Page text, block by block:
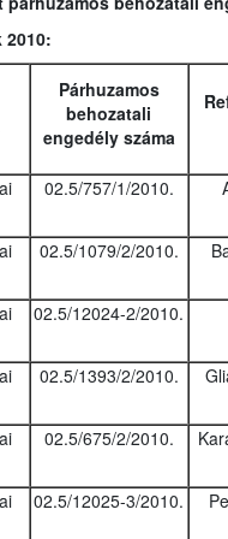
2010:
Párhuzamos
behozatali
engedély száma
02.5/757/1/2010.
02.5/1079/2/2010.
02.5/12024-2/2010.
02.5/1393/2/2010.
02.5/675/2/2010.
02.5/12025-3/2010.